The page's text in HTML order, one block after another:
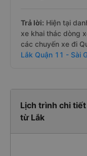
Trả lời: Hiện tại
xe khai thác dòng
các chuyến xe đi
Lắk Quận 11 - Sài
Lịch trình chi
từ Lắk